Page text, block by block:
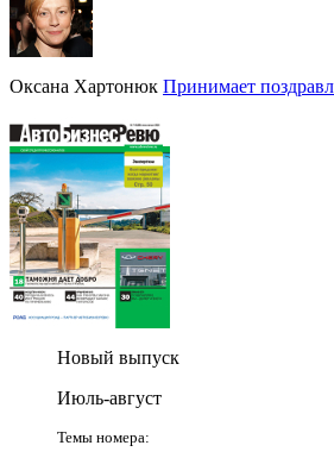
Оксана Хартонюк Принимает
Новый выпуск
Июль-август
Темы номера: